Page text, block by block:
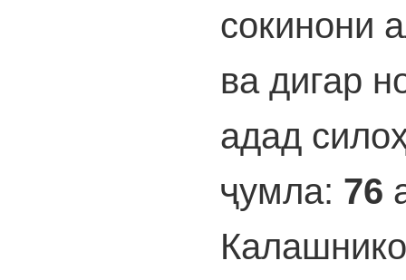
сокинони
ва дигар
адад
ҷумла: 76